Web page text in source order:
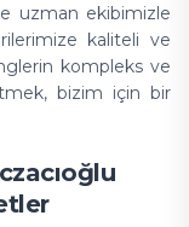
uzman ekibimizle
kaliteli ve
kompleks ve
bizim için bir